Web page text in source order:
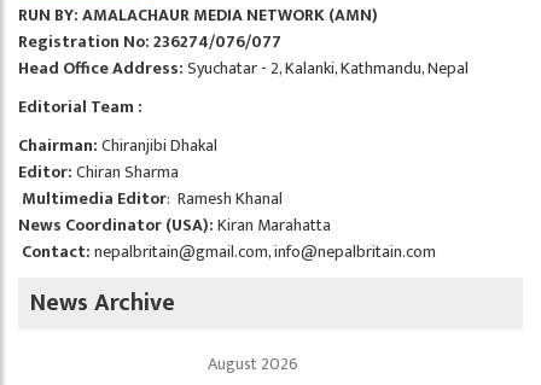
RUN BY: AMALACHAUR MEDIA NETWORK (AMN)
Registration No: 236274/076/077
Head Office Address:Syuchatar - 2, Kalanki, Kathmandu, Nepal
Editorial Team :
Chairman:Chiranjibi Dhakal
Editor:Chiran Sharma
Multimedia Editor: Ramesh Khanal
News Coordinator (USA):Kiran Marahatta
Contact:nepalbritain@gmail.com,info@nepalbritain.com
News Archive
August 2026